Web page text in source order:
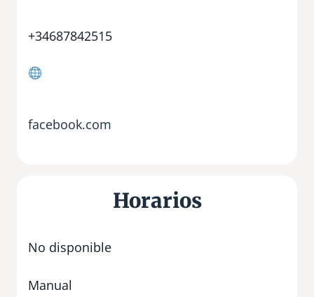
+34687842515
facebook.com
Horarios
No disponible
Manual